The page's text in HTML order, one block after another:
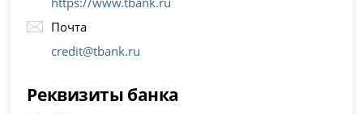
Почта
credit@tbank.ru
Реквизиты банка